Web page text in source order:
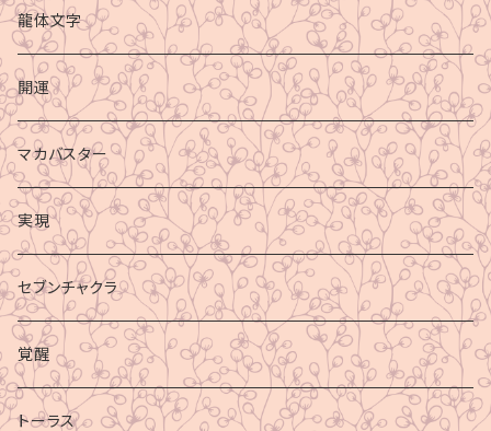
龍体文字
開運
マカバスター
実現
セブンチャクラ
覚醒
トーラス